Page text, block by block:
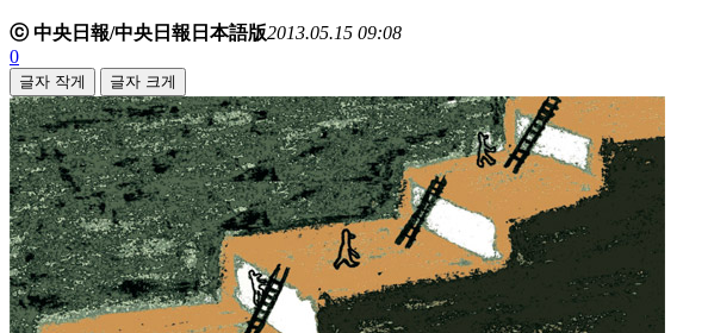
ⓒ 中央日報/中央日報日本語版2013.05.15 09:08
0
글자 작게 글자 크게